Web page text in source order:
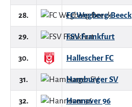
28. FC Wegberg-Beeck
29. FSV Frankfurt
30. Hallescher FC
31. Hamburger SV
32. Hannover 96